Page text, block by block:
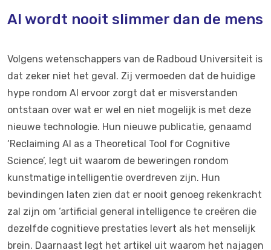
AI wordt nooit slimmer dan de mens
Volgens wetenschappers van de Radboud Universiteit is
dat zeker niet het geval. Zij vermoeden dat de huidige
hype rondom AI ervoor zorgt dat er misverstanden
ontstaan over wat er wel en niet mogelijk is met deze
nieuwe technologie. Hun nieuwe publicatie, genaamd
‘Reclaiming AI as a Theoretical Tool for Cognitive
Science’, legt uit waarom de beweringen rondom
kunstmatige intelligentie overdreven zijn. Hun
bevindingen laten zien dat er nooit genoeg rekenkracht
zal zijn om ‘artificial general intelligence te creëren die
dezelfde cognitieve prestaties levert als het menselijk
brein. Daarnaast legt het artikel uit waarom het najagen